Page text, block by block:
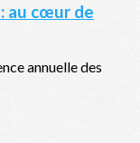
au cœur de
annuelle des